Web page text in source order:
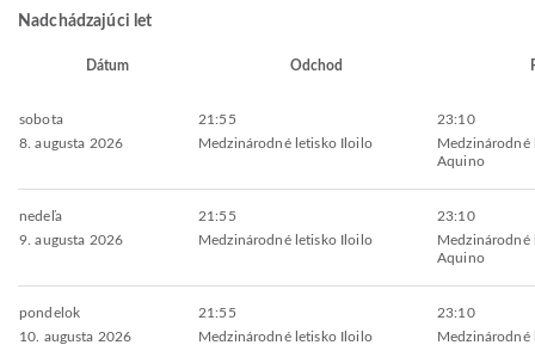
Nadchádzajúci let
Dátum Odchod
sobota
8. augusta 2026
21:55
Medzinárodné letisko Iloilo
23:10
Medzinárodné
Aquino
nedeľa
9. augusta 2026
21:55
Medzinárodné letisko Iloilo
23:10
Medzinárodné
Aquino
pondelok
10. augusta 2026
21:55
Medzinárodné letisko Iloilo
23:10
Medzinárodné